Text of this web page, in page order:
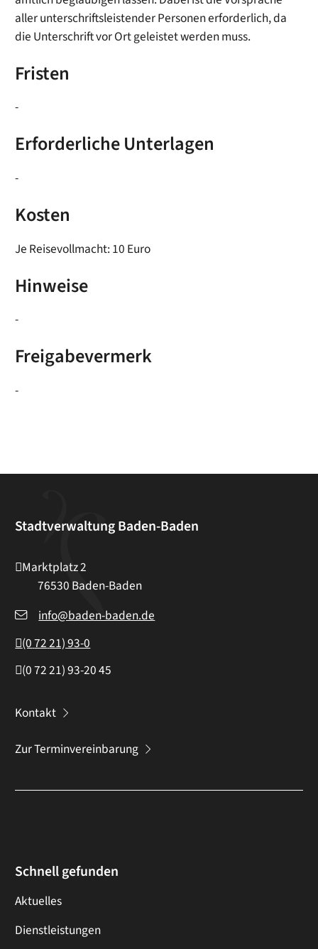
aller unterschriftsleistender Personen erforderlich, da
die Unterschrift vor Ort geleistet werden muss.
Fristen
-
Erforderliche Unterlagen
-
Kosten
Je Reisevollmacht: 10 Euro
Hinweise
-
Freigabevermerk
-
Stadtverwaltung Baden-Baden
Marktplatz 2
76530 Baden-Baden
info@baden-baden.de
(07221) 93-0
(07221) 93-2045
Kontakt
Zur Terminvereinbarung
Schnell gefunden
Aktuelles
Dienstleistungen